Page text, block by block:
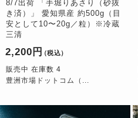
8/7出荷 「手堀りあさり（砂抜
き済）」 愛知県産 約500g（目
安として10〜20g／粒）※冷蔵
三清
2,200円 （税込）
販売中 在庫数 4
豊洲市場ドットコム（...